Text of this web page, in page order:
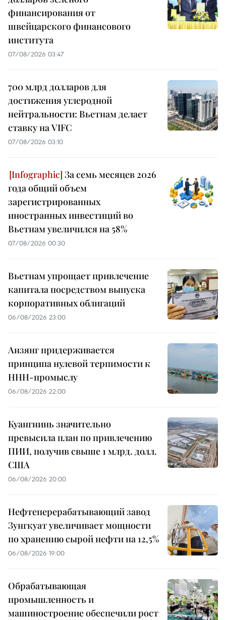
финансирования от
швейцарского финансового
института
07/08/2026 03:47
700 млрд долларов для
достижения углеродной
нейтральности: Вьетнам делает
ставку на VIFC
07/08/2026 03:10
За семь месяцев 2026
года общий объем
зарегистрированных
иностранных инвестиций во
Вьетнам увеличился на 58%
07/08/2026 00:30
Вьетнам упрощает привлечение
капитала посредством выпуска
корпоративных облигаций
06/08/2026 23:00
Анзянг придерживается
принципа нулевой терпимости к
ННН-промыслу
06/08/2026 22:00
Куангнинь значительно
превысила план по привлечению
ПИИ, получив свыше 1 млрд. долл.
США
06/08/2026 20:00
Нефтеперерабатывающий завод
Зунгкуат увеличивает мощности
по хранению сырой нефти на 12,5%
06/08/2026 19:00
Обрабатывающая
промышленность и
машиностроение обеспечили рост